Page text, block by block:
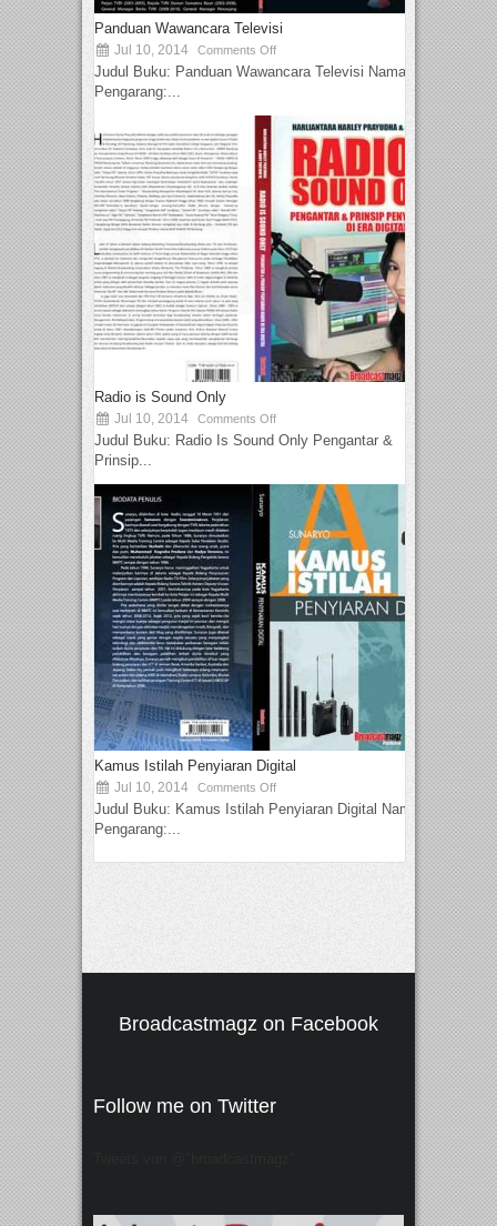
Panduan Wawancara Televisi
Jul 10, 2014 Comments Off
Judul Buku: Panduan Wawancara Televisi Nama
Pengarang:...
Radio is Sound Only
Jul 10, 2014 Comments Off
Judul Buku: Radio Is Sound Only Pengantar &
Prinsip...
Kamus Istilah Penyiaran Digital
Jul 10, 2014 Comments Off
Judul Buku: Kamus Istilah Penyiaran Digital Nama
Pengarang:...
Broadcastmagz on Facebook
Follow me on Twitter